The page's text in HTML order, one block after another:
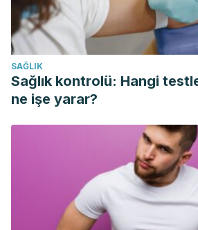
SAĞLIK
Sağlık kontrolü: Hangi
ne işe yarar?